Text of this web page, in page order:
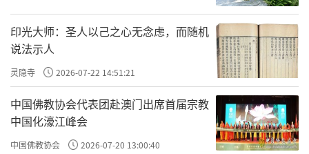
矣，焉能事君！’乃缢。越人以归。”吴王夫
差悔恨拔剑自刎后，史载与姑苏台一样，馆娃
宫也被越军一把大火焚毁，徒留断壁残垣，馆
娃宫亦自此荒废，只留下些许吴宫残迹，鲜见
于后世史籍。
印光大师：圣人以己之心无念虑，而随机
说法示人
灵隐寺 2026-07-22 14:51:21
中国佛教协会代表团赴澳门出席首届宗教
中国化濠江峰会
中国佛教协会 2026-07-20 13:00:40